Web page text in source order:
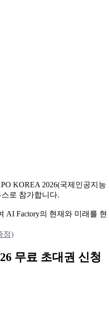
KOREA 2026(국제인공지능
로 참가합니다.
AI Factory의 현재와 미래를 현
정)
무료 초대권 신청